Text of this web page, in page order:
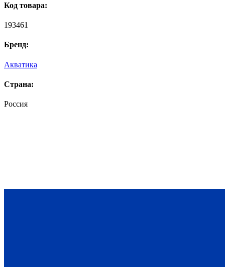
Код товара:
193461
Бренд:
Акватика
Страна:
Россия